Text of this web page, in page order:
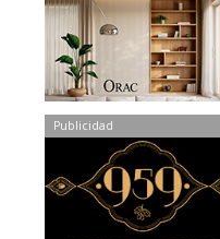
Publicidad